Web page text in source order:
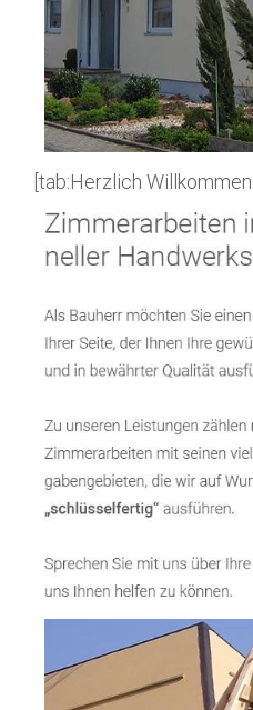
[tab:Herzlich Willkommen